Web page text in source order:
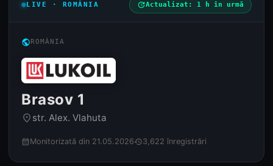
LIVE · ROMÂNIA updateActualizat: 1 h în urmă
publicROMÂNIA
Brasov 1
place str. Alex. Vlahuta
calendar_month Monitorizată din 21.05.2026history3,622 înregistrări